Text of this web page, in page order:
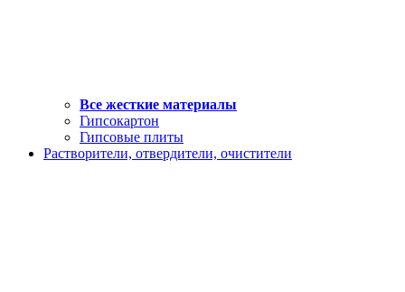
Все жесткие материалы
Гипсокартон
Гипсовые плиты
Растворители, отвердители, очистители